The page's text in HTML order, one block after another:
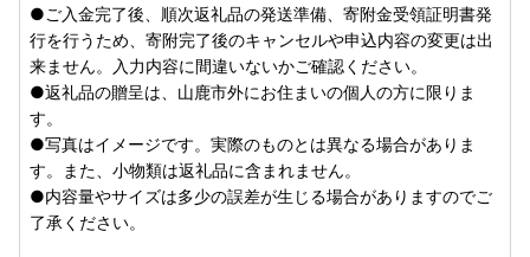
法（昭和25年法律第226号）第37条の2第2項及び第314条の
7第2項の規定に基づき、ふるさと納税の対象となる地方団体
として指定されました。
指定対象期間は、令和7年10月1日から令和8年9月30日まで
です。
ーーーーーーーーーーーーーーーーーーーーーーーーーーー
ーーーーーーーーーーーーー
【個人情報の取り扱いについて】
お寄せいただいた個人情報は、寄附金の受付、入金及び返礼
●ご入金完了後、順次返礼品の発送準備、寄附金受領証明書発
行を行うため、寄附完了後のキャンセルや申込内容の変更は出
来ません。入力内容に間違いないかご確認ください。
●返礼品の贈呈は、山鹿市外にお住まいの個人の方に限りま
す。
●写真はイメージです。実際のものとは異なる場合がありま
す。また、小物類は返礼品に含まれません。
●内容量やサイズは多少の誤差が生じる場合がありますのでご
了承ください。